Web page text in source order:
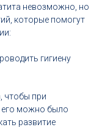
невозможно, но
которые помогут
гигиену
чтобы при
его можно было
развитие